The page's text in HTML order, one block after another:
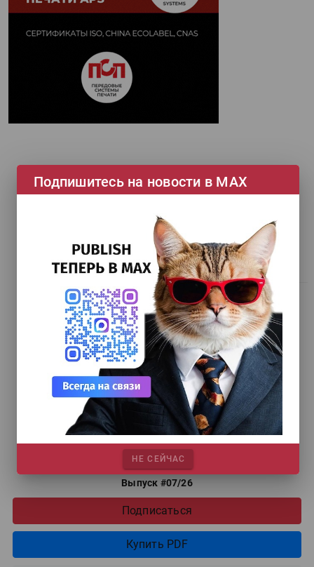
НОВЫЙ НОМЕР
Выпуск #07/26
Подписаться
Купить PDF
Подпишитесь на новости в МАХ
НЕ СЕЙЧАС